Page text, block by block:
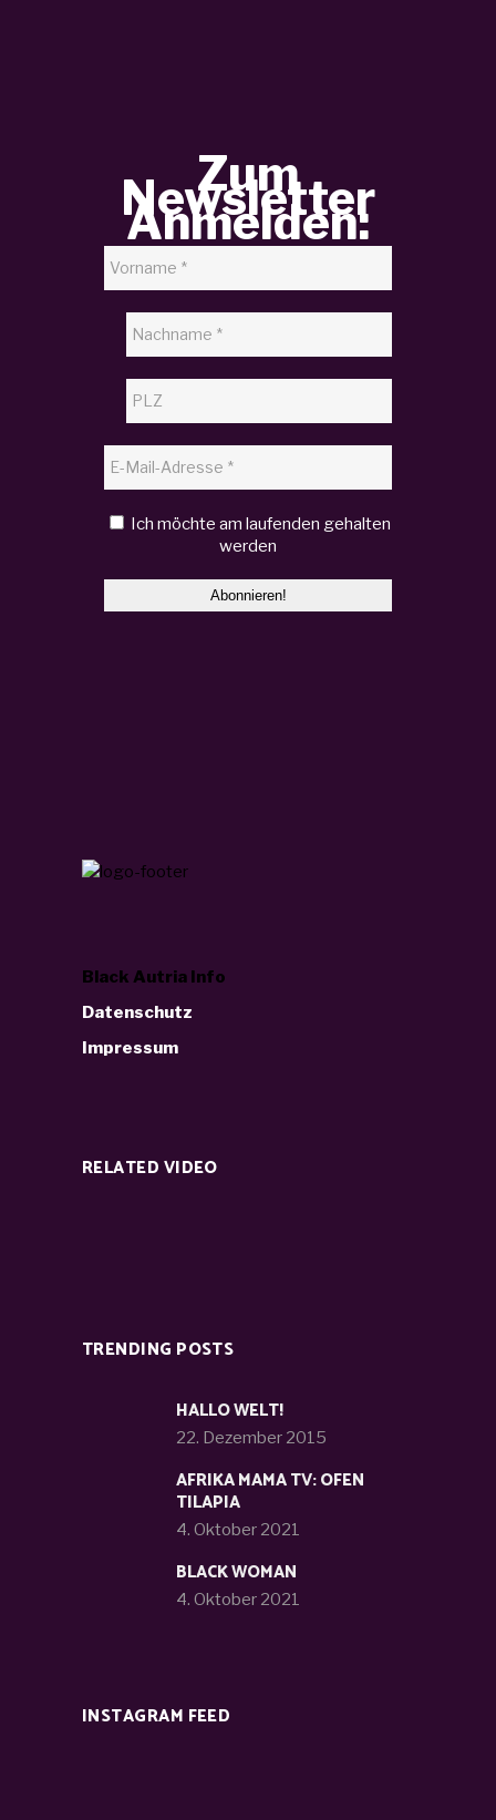
Zum
Newsletter
Anmelden:
Ich möchte am laufenden gehalten
werden
Black Autria Info
Datenschutz
Impressum
RELATED VIDEO
TRENDING POSTS
HALLO WELT!
22. Dezember 2015
AFRIKA MAMA TV: OFEN
TILAPIA
4. Oktober 2021
BLACK WOMAN
4. Oktober 2021
INSTAGRAM FEED